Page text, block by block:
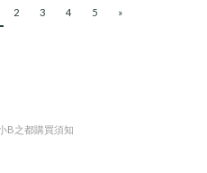
2 3 4 5 »